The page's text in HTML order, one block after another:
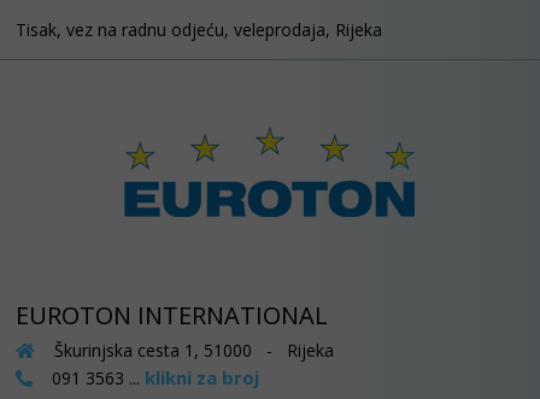
Tisak, vez na radnu odjeću, veleprodaja, Rijeka
EUROTON INTERNATIONAL
Škurinjska cesta 1, 51000 - Rijeka
091 3563 ... klikni za broj